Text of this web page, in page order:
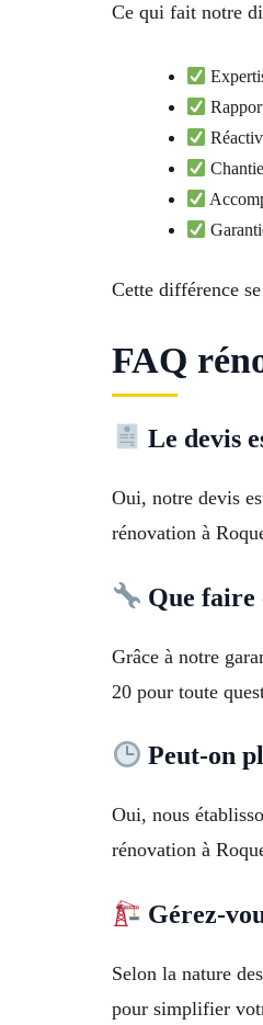
Ce qui fait notre
Cette différence
FAQ
Le devis
Oui, notre devis
rénovation à
Que faire
Grâce à notre
20 pour toute
Peut-on
Oui, nous
rénovation à
Gérez-
Selon la nature
pour simplifier